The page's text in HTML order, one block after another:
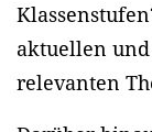
aktuellen
relevanten